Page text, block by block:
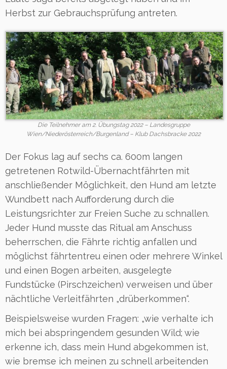
Herbst zur Gebrauchsprüfung antreten.
Die Teilnehmer am 2. Übungstag 2022 – Landesgruppe
Wien/Niederösterreich/Burgenland – Klub Dachsbracke 2022
Der Fokus lag auf sechs ca. 600m langen
getretenen Rotwild-Übernachtfährten mit
anschließender Möglichkeit, den Hund am letzte
Wundbett nach Aufforderung durch die
Leistungsrichter zur Freien Suche zu schnallen.
Jeder Hund musste das Ritual am Anschuss
beherrschen, die Fährte richtig anfallen und
möglichst fährtentreu einen oder mehrere Winkel
und einen Bogen arbeiten, ausgelegte
Fundstücke (Pirschzeichen) verweisen und über
nächtliche Verleitfährten „drüberkommen“.
Beispielsweise wurden Fragen: „wie verhalte ich
mich bei abspringendem gesunden Wild; wie
erkenne ich, dass mein Hund abgekommen ist,
wie bremse ich meinen zu schnell arbeitenden